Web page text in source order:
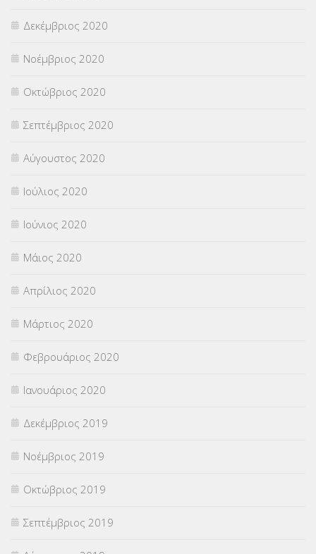
Δεκέμβριος 2020
Νοέμβριος 2020
Οκτώβριος 2020
Σεπτέμβριος 2020
Αύγουστος 2020
Ιούλιος 2020
Ιούνιος 2020
Μάιος 2020
Απρίλιος 2020
Μάρτιος 2020
Φεβρουάριος 2020
Ιανουάριος 2020
Δεκέμβριος 2019
Νοέμβριος 2019
Οκτώβριος 2019
Σεπτέμβριος 2019